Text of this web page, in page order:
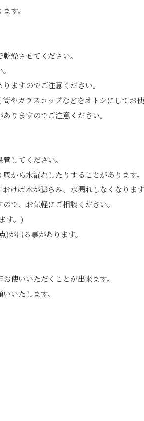
す。
燥させてください。
ますのでご注意ください。
やガラスコップなどをオトシにしてお使
りますのでご注意ください。
してください。
から水漏れしたりすることがあります。
けば木が膨らみ、水漏れしなくなります
で、お気軽にご相談ください。
す。)
が出る事があります。
使いいただくことが出来ます。
いたします。